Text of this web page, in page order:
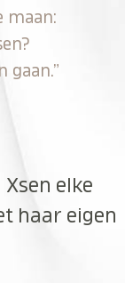
maan:
gaan.”
elke
haar eigen